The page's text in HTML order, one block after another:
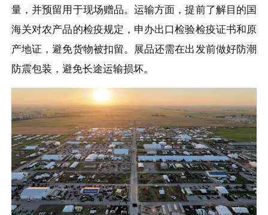
量，并预留用于现场赠品。运输方面，提前了解目的国
海关对农产品的检疫规定，申办出口检验检疫证书和原
产地证，避免货物被扣留。展品还需在出发前做好防潮
防震包装，避免长途运输损坏。